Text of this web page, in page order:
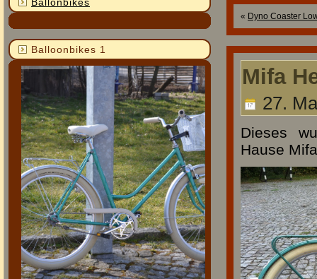
Balloonbikes 1
« Dyno Coaster
Mifa
27.
Dieses
Hause